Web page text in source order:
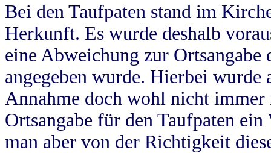
Bei den Taufpaten stand im
Herkunft. Es wurde deshalb
eine Abweichung zur
angegeben wurde. Hierbei wurde
Annahme doch wohl nicht
Ortsangabe für den Taufpaten
man aber von der Richtigkeit